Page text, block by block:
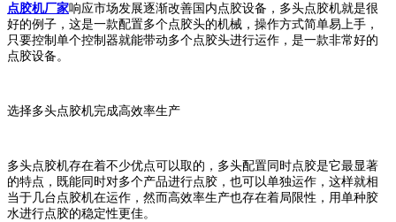
点胶机厂家响应市场发展逐渐改善国内点胶设备，多头点胶机就是很
好的例子，这是一款配置多个点胶头的机械，操作方式简单易上手，
只要控制单个控制器就能带动多个点胶头进行运作，是一款非常好的
点胶设备。
选择多头点胶机完成高效率生产
多头点胶机存在着不少优点可以取的，多头配置同时点胶是它最显著
的特点，既能同时对多个产品进行点胶，也可以单独运作，这样就相
当于几台点胶机在运作，然而高效率生产也存在着局限性，用单种胶
水进行点胶的稳定性更佳。